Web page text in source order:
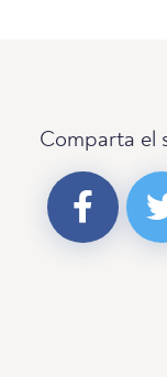
Comparta el